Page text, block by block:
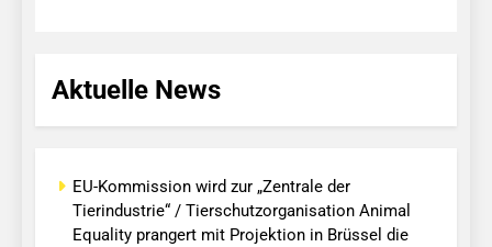
Aktuelle News
EU-Kommission wird zur „Zentrale der
Tierindustrie“ / Tierschutzorganisation Animal
Equality prangert mit Projektion in Brüssel die